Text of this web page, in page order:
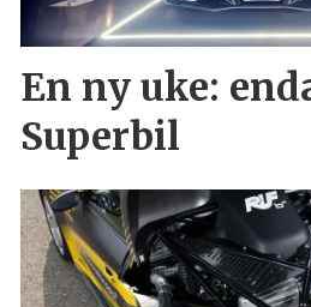
En ny uke:
Superbil